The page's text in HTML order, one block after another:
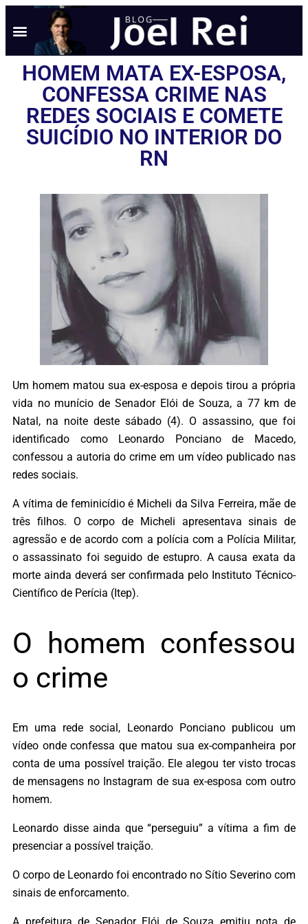
HOMEM MATA EX-ESPOSA,
CONFESSA CRIME NAS
REDES SOCIAIS E COMETE
SUICÍDIO NO INTERIOR DO
RN
Um homem matou sua ex-esposa e depois tirou a própria
vida no munício de Senador Elói de Souza, a 77 km de
Natal, na noite deste sábado (4). O assassino, que foi
identificado como Leonardo Ponciano de Macedo,
confessou a autoria do crime em um vídeo publicado nas
redes sociais.
A vítima de feminicídio é Micheli da Silva Ferreira, mãe de
três filhos. O corpo de Micheli apresentava sinais de
agressão e de acordo com a polícia com a Polícia Militar,
o assassinato foi seguido de estupro. A causa exata da
morte ainda deverá ser confirmada pelo Instituto Técnico-
Científico de Perícia (Itep).
O homem confessou
o crime
Em uma rede social, Leonardo Ponciano publicou um
vídeo onde confessa que matou sua ex-companheira por
conta de uma possível traição. Ele alegou ter visto trocas
de mensagens no Instagram de sua ex-esposa com outro
homem.
Leonardo disse ainda que “perseguiu” a vítima a fim de
presenciar a possível traição.
O corpo de Leonardo foi encontrado no Sítio Severino com
sinais de enforcamento.